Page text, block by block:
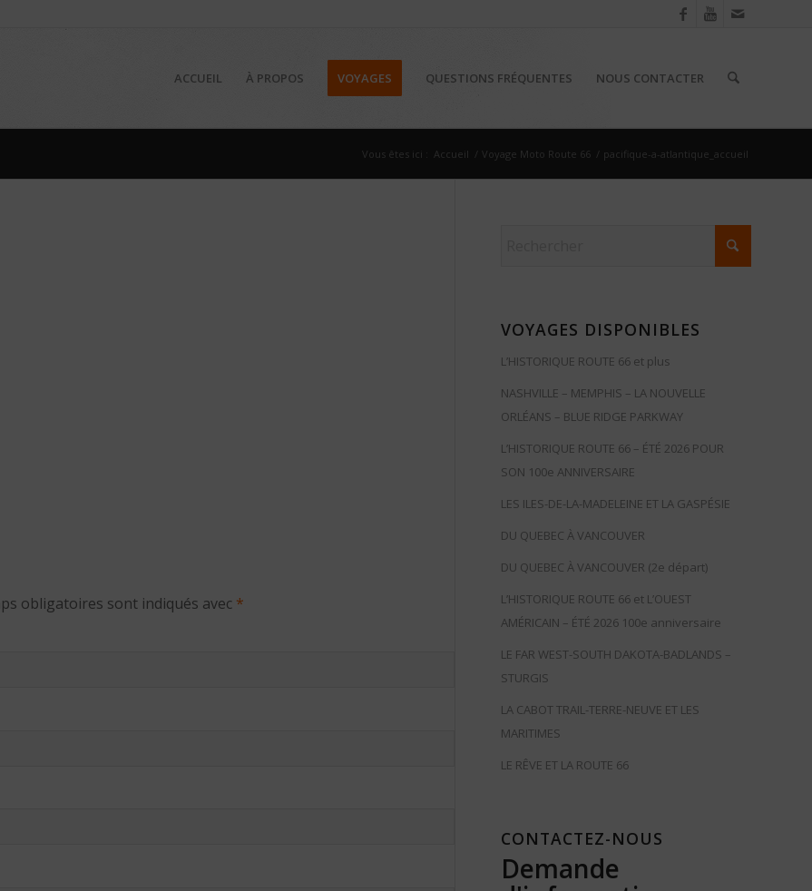
ACCUEIL À PROPOS VOYAGES QUESTIONS FRÉQUENTES NOUS CONTACTER
Vous êtes ici : Accueil / Voyage Moto Route 66 / pacifique-a-atlantique_accueil
obligatoires sont indiqués avec *
VOYAGES DISPONIBLES
L’HISTORIQUE ROUTE 66 et plus
NASHVILLE – MEMPHIS – LA NOUVELLE
ORLÉANS – BLUE RIDGE PARKWAY
L’HISTORIQUE ROUTE 66 – ÉTÉ 2026 POUR
SON 100e ANNIVERSAIRE
LES ILES-DE-LA-MADELEINE ET LA GASPÉSIE
DU QUEBEC À VANCOUVER
DU QUEBEC À VANCOUVER (2e départ)
L’HISTORIQUE ROUTE 66 et L’OUEST
AMÉRICAIN – ÉTÉ 2026 100e anniversaire
LE FAR WEST-SOUTH DAKOTA-BADLANDS –
STURGIS
LA CABOT TRAIL-TERRE-NEUVE ET LES
MARITIMES
LE RÊVE ET LA ROUTE 66
CONTACTEZ-NOUS
Demande